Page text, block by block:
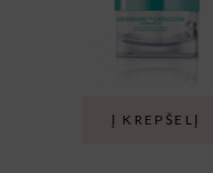
Į KREPŠELĮ